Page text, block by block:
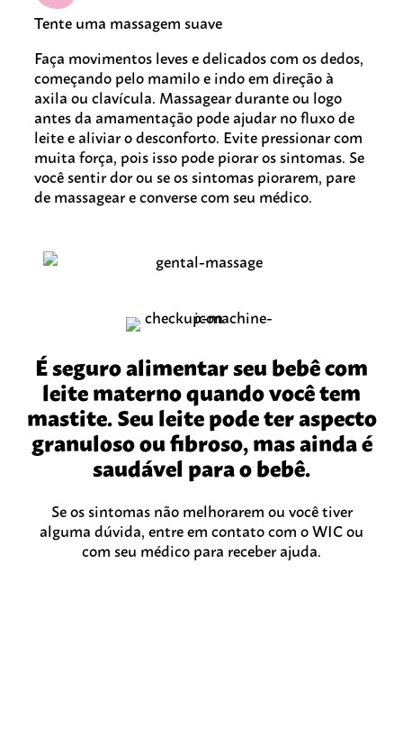
Tente uma massagem suave
Faça movimentos leves e delicados com os dedos,
começando pelo mamilo e indo em direção à
axila ou clavícula. Massagear durante ou logo
antes da amamentação pode ajudar no fluxo de
leite e aliviar o desconforto. Evite pressionar com
muita força, pois isso pode piorar os sintomas. Se
você sentir dor ou se os sintomas piorarem, pare
de massagear e converse com seu médico.
É seguro alimentar seu bebê com
leite materno quando você tem
mastite. Seu leite pode ter aspecto
granuloso ou fibroso, mas ainda é
saudável para o bebê.
Se os sintomas não melhorarem ou você tiver
alguma dúvida, entre em contato com o WIC ou
com seu médico para receber ajuda.